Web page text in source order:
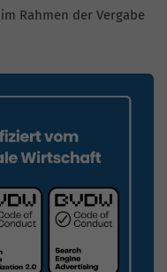
Rahmen der Vergabe